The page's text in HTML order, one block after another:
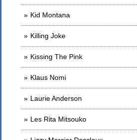
Kid Montana
Killing Joke
Kissing The Pink
Klaus Nomi
Laurie Anderson
Les Rita Mitsouko